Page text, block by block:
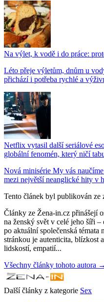
Na výlet, k vodě i do práce:
Léto přeje výletům, dnům u
přichází i potřeba rychlé a
Netflix vytasil další seriálové
globální fenomén, který ničí
Nová minisérie My vás
mezi největší neanglické hity v
Tento článek byl publikován ze
Články ze Žena-in.cz přinášejí
na ženský svět v celé jeho šíři
po aktuální společenská témata
stránkou je autenticita, blízkost
lidskostí, empatií...
Všechny články tohoto autora →
Další články z kategorie Sex